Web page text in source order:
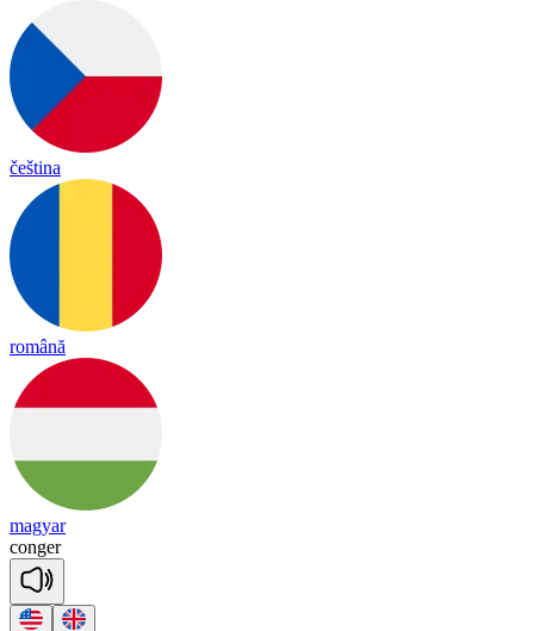
čeština
română
magyar
conger